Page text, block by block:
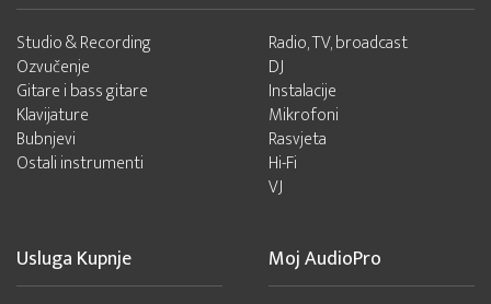
Studio & Recording
Ozvučenje
Gitare i bass gitare
Klavijature
Bubnjevi
Ostali instrumenti
Radio, TV, broadcast
DJ
Instalacije
Mikrofoni
Rasvjeta
Hi-Fi
VJ
Usluga Kupnje Moj AudioPro